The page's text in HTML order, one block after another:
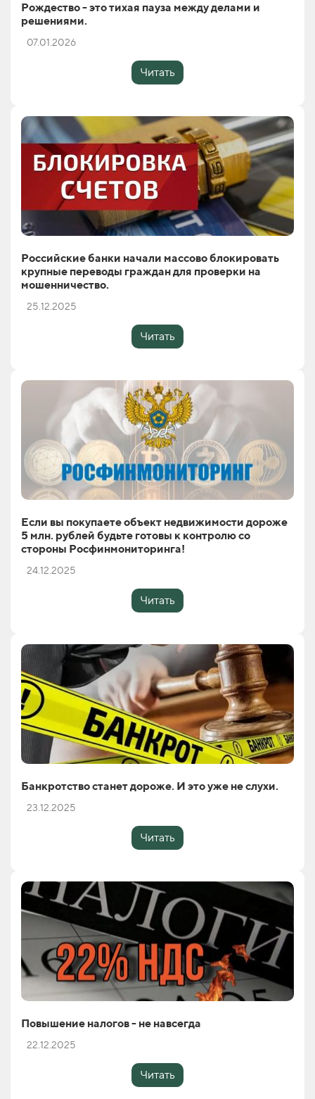
Рождество - это тихая пауза между делами и
решениями.
07.01.2026
Читать
Российские банки начали массово блокировать
крупные переводы граждан для проверки на
мошенничество.
25.12.2025
Читать
Если вы покупаете объект недвижимости дороже
5 млн. рублей будьте готовы к контролю со
стороны Росфинмониторинга!
24.12.2025
Читать
Банкротство станет дороже. И это уже не слухи.
23.12.2025
Читать
Повышение налогов - не навсегда
22.12.2025
Читать